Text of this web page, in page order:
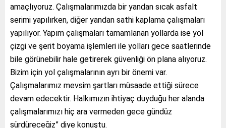
amaçlıyoruz. Çalışmalarımızda bir yandan sıcak asfalt
serimi yapılırken, diğer yandan sathi kaplama çalışmaları
yapılıyor. Yapım çalışmaları tamamlanan yollarda ise yol
çizgi ve şerit boyama işlemleri ile yolları gece saatlerinde
bile görünebilir hale getirerek güvenliği ön plana alıyoruz.
Bizim için yol çalışmalarının ayrı bir önemi var.
Çalışmalarımız mevsim şartları müsaade ettiği sürece
devam edecektir. Halkımızın ihtiyaç duyduğu her alanda
çalışmalarımızı hiç ara vermeden gece gündüz
sürdüreceğiz” diye konuştu.